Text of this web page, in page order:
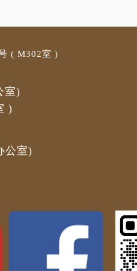
( M302室 )
室)
)
公室)